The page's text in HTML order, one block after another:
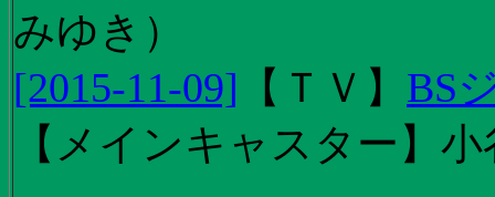
みゆき）
[2015-11-09] 【 ＴＶ 】 BS
【メインキャスター】